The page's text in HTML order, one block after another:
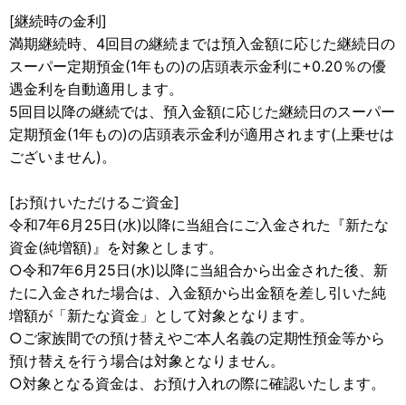
[継続時の金利]
満期継続時、4回目の継続までは預入金額に応じた継続日の
スーパー定期預金(1年もの)の店頭表示金利に+0.20％の優
遇金利を自動適用します。
5回目以降の継続では、預入金額に応じた継続日のスーパー
定期預金(1年もの)の店頭表示金利が適用されます(上乗せは
ございません)。
[お預けいただけるご資金]
令和7年6月25日(水)以降に当組合にご入金された『新たな
資金(純増額)』を対象とします。
○令和7年6月25日(水)以降に当組合から出金された後、新
たに入金された場合は、入金額から出金額を差し引いた純
増額が「新たな資金」として対象となります。
○ご家族間での預け替えやご本人名義の定期性預金等から
預け替えを行う場合は対象となりません。
○対象となる資金は、お預け入れの際に確認いたします。